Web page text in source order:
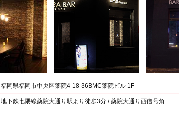
福岡県福岡市中央区薬院4-18-36BMC薬院ビル 1F
地下鉄七隈線薬院大通り駅より徒歩3分 / 薬院大通り西信号角